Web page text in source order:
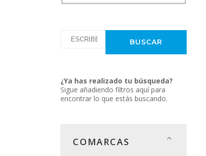
¿Ya has realizado tu búsqueda?
Sigue añadiendo filtros aquí para
encontrar lo que estás buscando.
COMARCAS